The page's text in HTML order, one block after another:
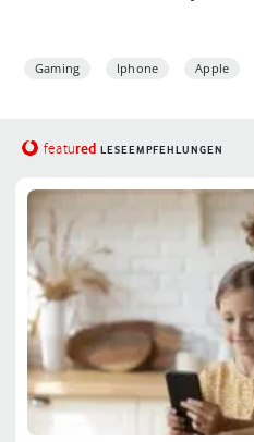
Gaming Iphone Apple
featured LESEEMPFEHLUNGEN